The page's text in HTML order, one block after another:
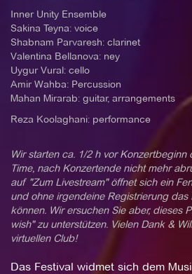
Inner Unity Ensemble
Sakina Teyna: voice
Shabnam Parvaresh: clarinet
Valentina Bellanova: ney
Uygur Vural: cello
Amir Wahba: Percussion
Mahan Mirarab: guitar, arrangements
Reza Koolaghani: performance
Wir starten ca. 1/2 h vor Konzertbeginn
Time, nach Konzertende nicht mehr
auf "Zum Livestream" öffnet sich ein
und ohne irgendeine Registrierung das
können. Wir ersuchen Sie aber, dieses
wish" zu unterstützen. Vielen Dank &
virtuellen Club!
Das Festival widmet sich dem